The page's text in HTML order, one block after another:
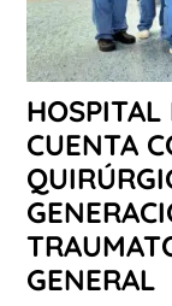
CUENTA
GENERAL